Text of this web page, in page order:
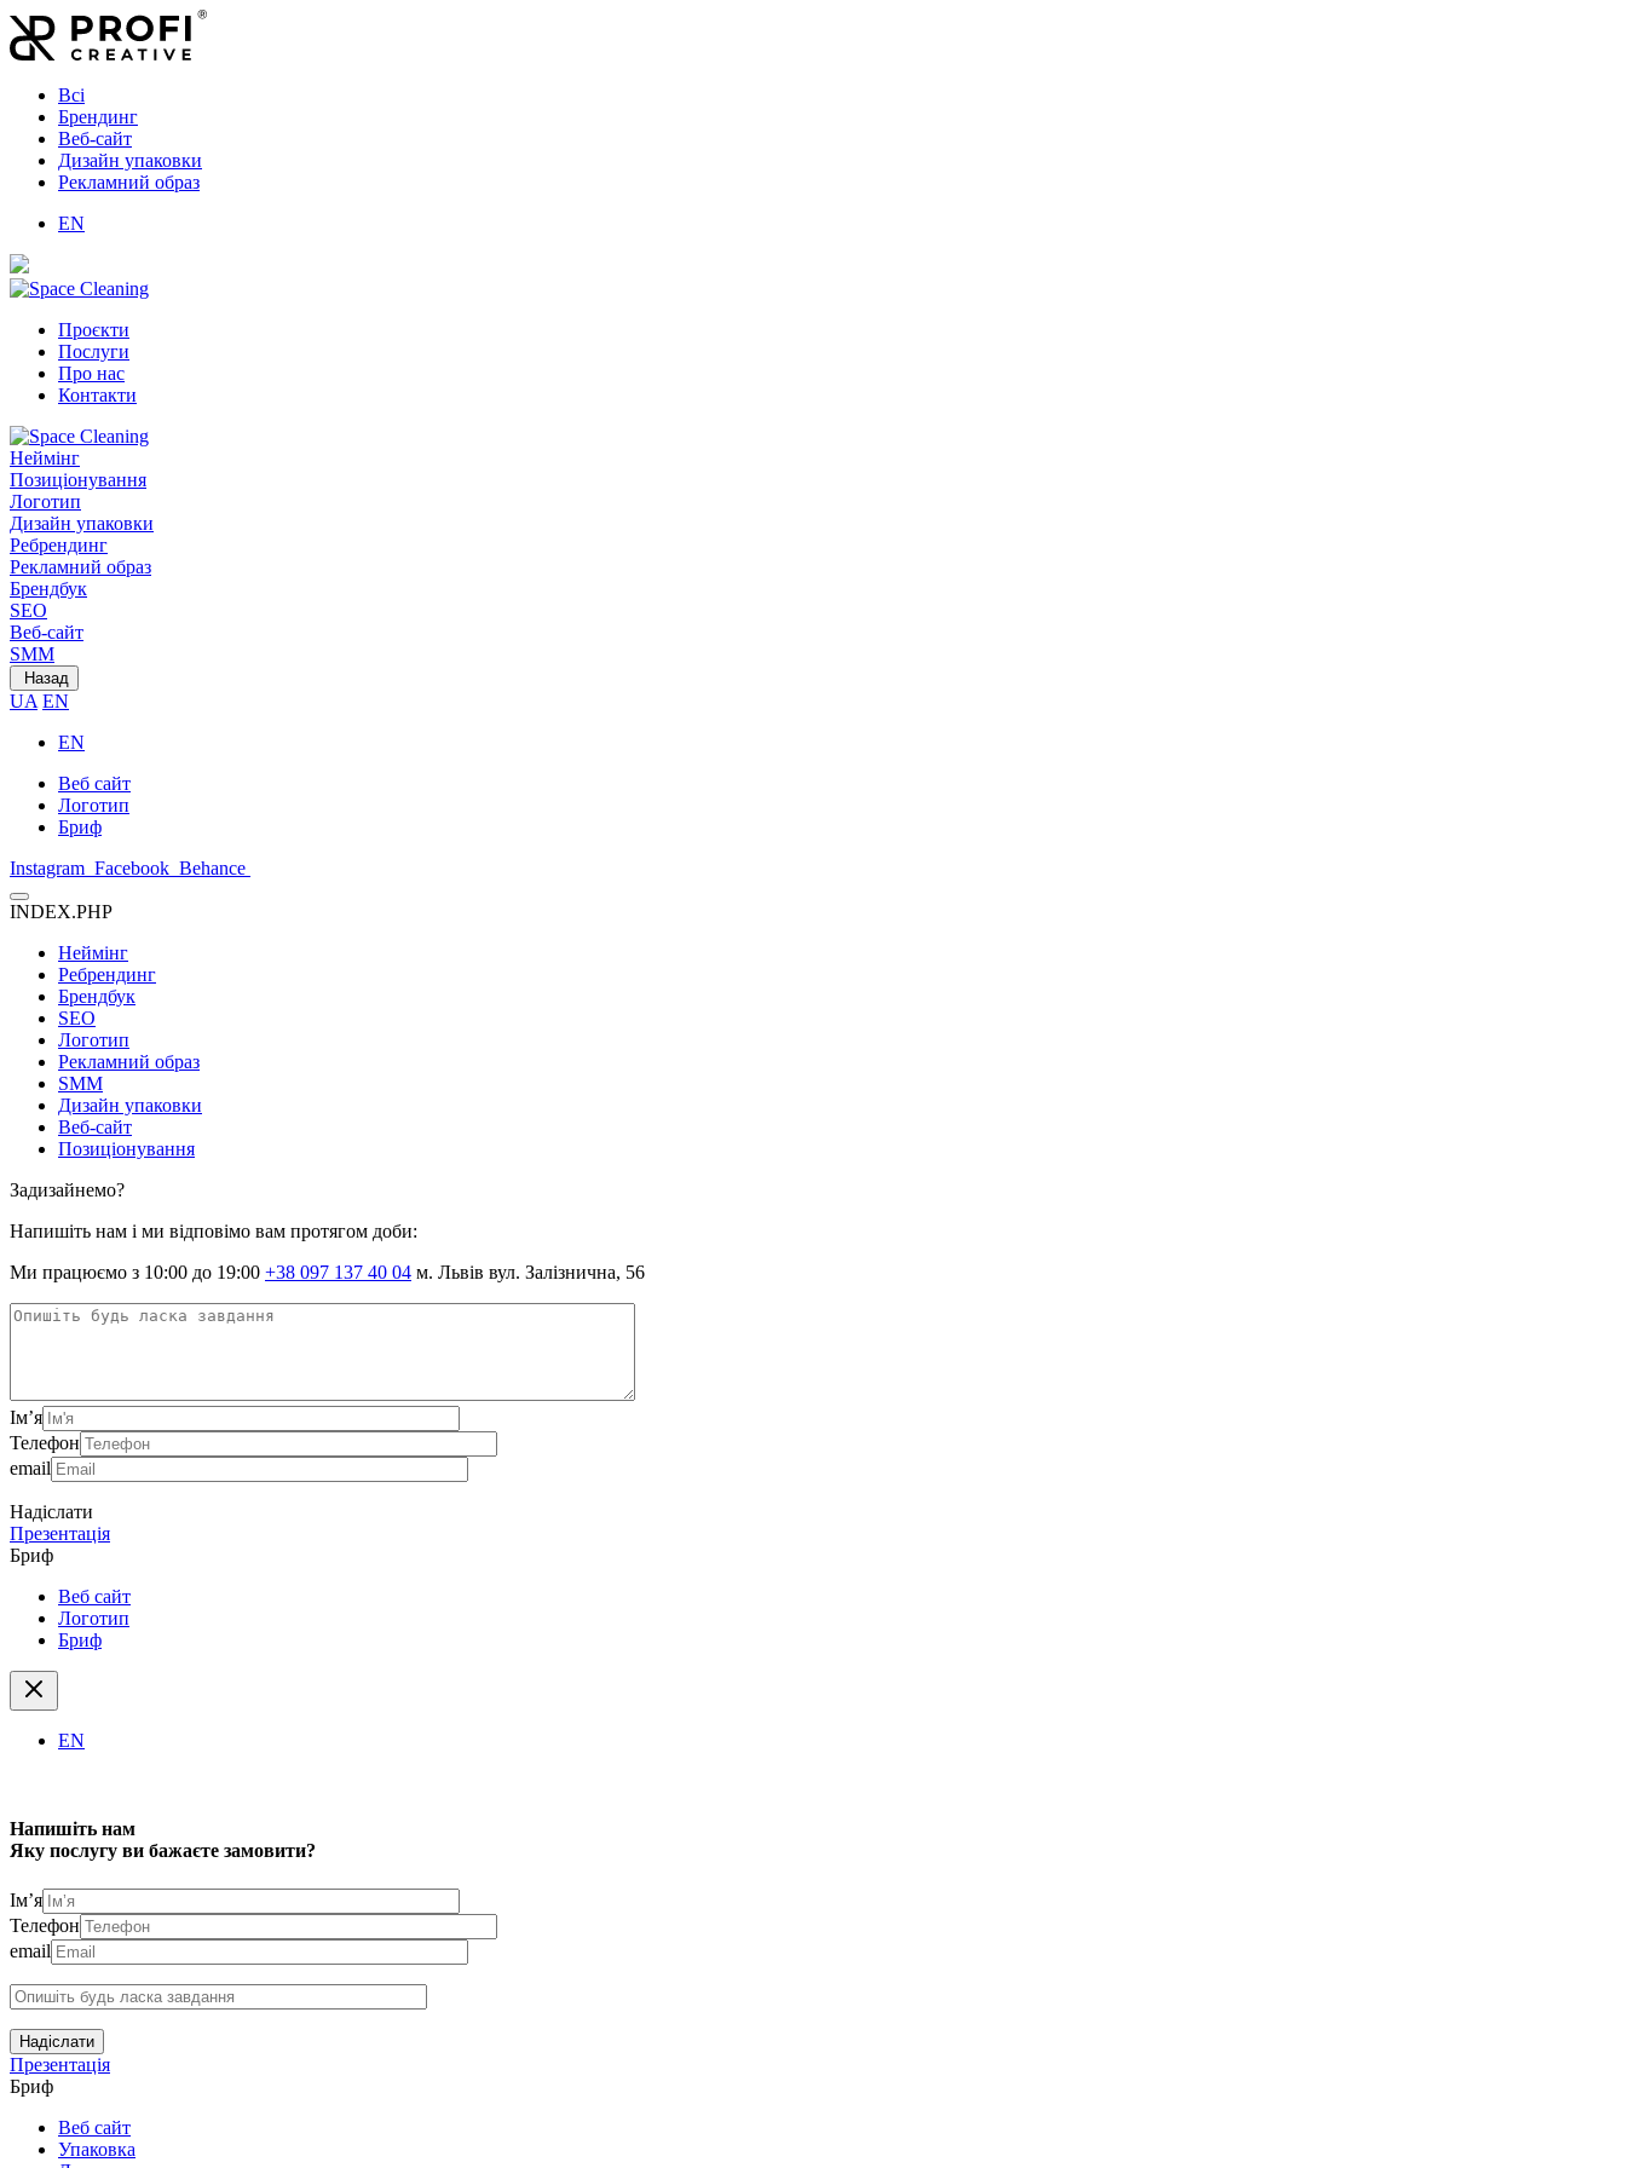
Всі
Брендинг
Веб-сайт
Дизайн упаковки
Рекламний образ
EN
Проєкти
Послуги
Про нас
Контакти
Неймінг
Позиціонування
Логотип
Дизайн упаковки
Ребрендинг
Рекламний образ
Брендбук
SEO
Веб-сайт
SMM
Назад
UA EN
EN
Веб сайт
Логотип
Бриф
Instagram Facebook Behance
INDEX.PHP
Неймінг
Ребрендинг
Брендбук
SEO
Логотип
Рекламний образ
SMM
Дизайн упаковки
Веб-сайт
Позиціонування
Задизайнемо?
Напишіть нам і ми відповімо вам протягом доби:
Ми працюємо з 10:00 до 19:00 +38 097 137 40 04 м. Львів вул. Залізнична, 56
Ім’я
Телефон
email
Надіслати
Презентація
Бриф
Веб сайт
Логотип
Бриф
EN
Напишіть нам
Яку послугу ви бажаєте замовити?
Ім’я
Телефон
email
Надіслати
Презентація
Бриф
Веб сайт
Упаковка